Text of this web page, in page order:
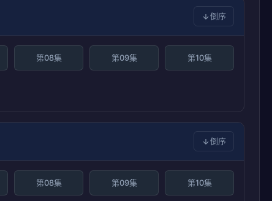
倒序
第08集 第09集 第10集
倒序
第08集 第09集 第10集